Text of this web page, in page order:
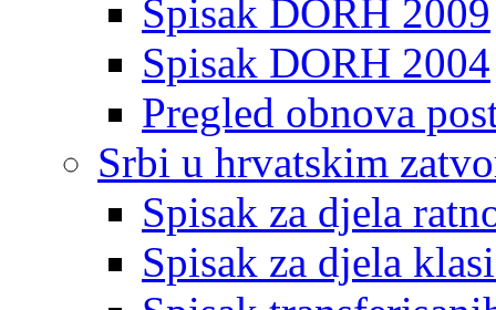
Spisak DORH 2009
Spisak DORH 2004
Pregled obnova
Srbi u hrvatskim
Spisak za djela
Spisak za djela